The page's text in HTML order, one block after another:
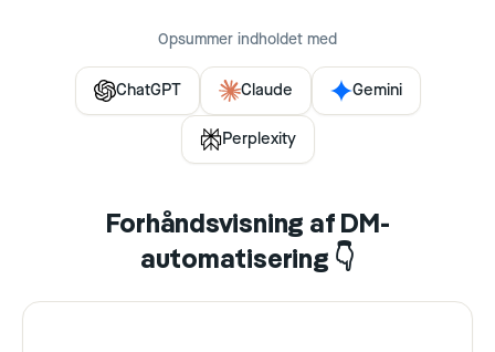
Opsummer indholdet med
ChatGPT Claude Gemini
Perplexity
Forhåndsvisning af DM-
automatisering 👇